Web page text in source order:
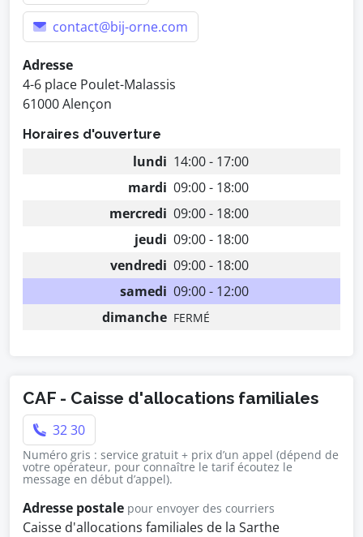
contact@bij-orne.com
Adresse
4-6 place Poulet-Malassis
61000 Alençon
Horaires d'ouverture
lundi 14:00 - 17:00
mardi 09:00 - 18:00
mercredi 09:00 - 18:00
jeudi 09:00 - 18:00
vendredi 09:00 - 18:00
samedi 09:00 - 12:00
dimanche FERMÉ
CAF - Caisse d'allocations familiales
32 30
Numéro gris : service gratuit + prix d’un appel (dépend de
votre opérateur, pour connaître le tarif écoutez le
message en début d’appel).
Adresse postale pour envoyer des courriers
Caisse d'allocations familiales de la Sarthe